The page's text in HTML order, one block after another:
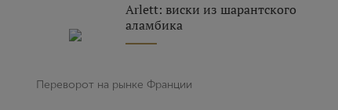
Arlett: виски из шарантского
аламбика
Переворот на рынке Франции